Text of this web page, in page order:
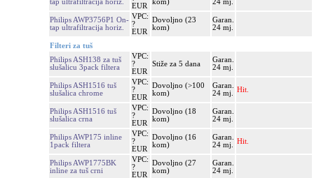
EUR
Philips AWP3756P1 On-
tap ultrafiltracija horiz.
VPC:
?
EUR
Dovoljno (23
kom)
Garan.
24 mj.
Filteri za tuš
Philips ASH138 za tuš
slušalicu 3pack filtera
VPC:
?
EUR
Stiže za 5 dana
Garan.
24 mj.
Philips ASH1516 tuš
slušalica chrome
VPC:
?
EUR
Dovoljno (>100
kom)
Garan.
24 mj.
Hit.
Philips ASH1516 tuš
slušalica crna
VPC:
?
EUR
Dovoljno (18
kom)
Garan.
24 mj.
Philips AWP175 inline
1pack filtera
VPC:
?
EUR
Dovoljno (16
kom)
Garan.
24 mj.
Hit.
Philips AWP1775BK
inline za tuš crni
VPC:
?
EUR
Dovoljno (27
kom)
Garan.
24 mj.